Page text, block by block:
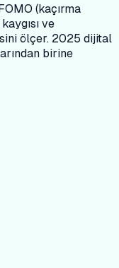
(kaçırma
ve
ölçer. 2025 dijital
birine